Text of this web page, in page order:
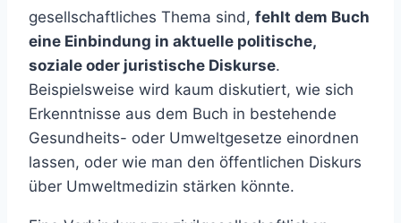
gesellschaftliches Thema sind, fehlt dem Buch
eine Einbindung in aktuelle politische,
soziale oder juristische Diskurse.
Beispielsweise wird kaum diskutiert, wie sich
Erkenntnisse aus dem Buch in bestehende
Gesundheits- oder Umweltgesetze einordnen
lassen, oder wie man den öffentlichen Diskurs
über Umweltmedizin stärken könnte.